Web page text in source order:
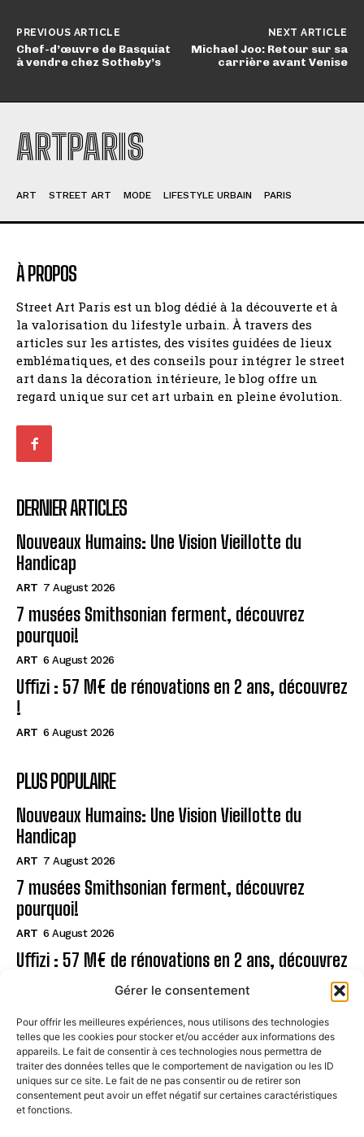
Gérer le consentement
Pour offrir les meilleures expériences, nous utilisons des technologies
telles que les cookies pour stocker et/ou accéder aux informations des
appareils. Le fait de consentir à ces technologies nous permettra de
traiter des données telles que le comportement de navigation ou les ID
uniques sur ce site. Le fait de ne pas consentir ou de retirer son
consentement peut avoir un effet négatif sur certaines caractéristiques
et fonctions.
PREVIOUS ARTICLE
Chef-d’œuvre de Basquiat
à vendre chez Sotheby’s
NEXT ARTICLE
Michael Joo: Retour sur sa
carrière avant Venise
ARTPARIS
ART STREET ART MODE LIFESTYLE URBAIN PARIS
À PROPOS
Street Art Paris est un blog dédié à la découverte et à
la valorisation du lifestyle urbain. À travers des
articles sur les artistes, des visites guidées de lieux
emblématiques, et des conseils pour intégrer le street
art dans la décoration intérieure, le blog offre un
regard unique sur cet art urbain en pleine évolution.
DERNIER ARTICLES
Nouveaux Humains: Une Vision Vieillotte du
Handicap
ART 7 August 2026
7 musées Smithsonian ferment, découvrez
pourquoi!
ART 6 August 2026
Uffizi : 57 M€ de rénovations en 2 ans, découvrez
!
ART 6 August 2026
PLUS POPULAIRE
Nouveaux Humains: Une Vision Vieillotte du
Handicap
ART 7 August 2026
7 musées Smithsonian ferment, découvrez
pourquoi!
ART 6 August 2026
Uffizi : 57 M€ de rénovations en 2 ans, découvrez
Page
CONTACT
MENTIONS LÉGALES